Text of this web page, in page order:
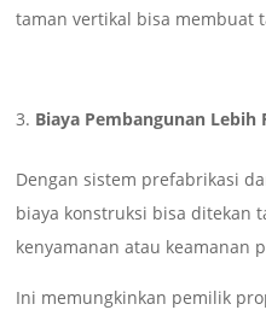
taman vertikal bisa membuat
Biaya Pembangunan Lebih
Dengan sistem prefabrikasi
biaya konstruksi bisa ditekan
kenyamanan atau keamanan
Ini memungkinkan pemilik